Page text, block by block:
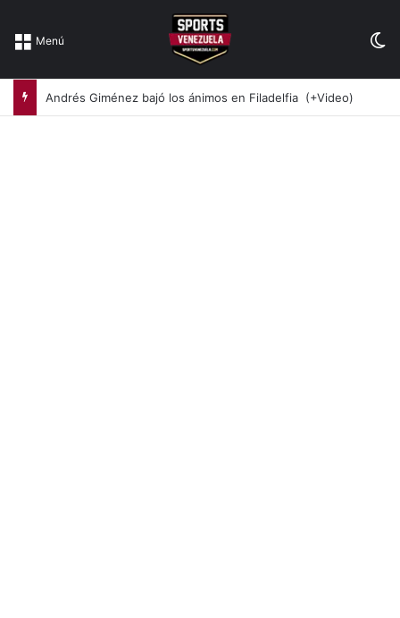
Menú
Andrés Giménez bajó los ánimos en Filadelfia (+Video)